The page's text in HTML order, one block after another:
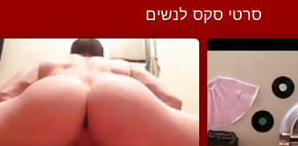
סרטי סקס לנשים